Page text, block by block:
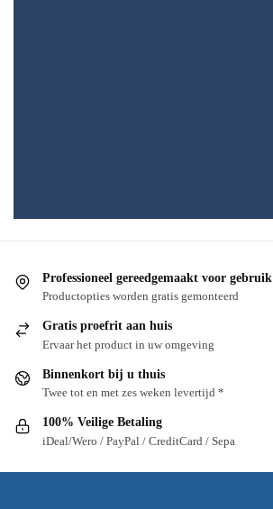
Professioneel gereedgemaakt voor gebruik
Productopties worden gratis gemonteerd
Gratis proefrit aan huis
Ervaar het product in uw omgeving
Binnenkort bij u thuis
Twee tot en met zes weken levertijd *
100% Veilige Betaling
iDeal/Wero / PayPal / CreditCard / Sepa